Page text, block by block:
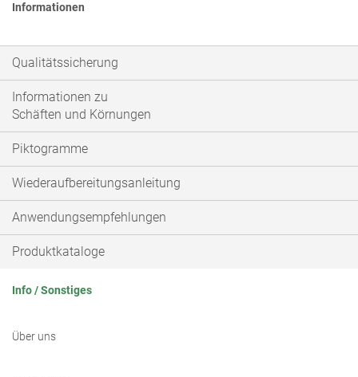
Informationen
Qualitätssicherung
Informationen zu
Schäften und Körnungen
Piktogramme
Wiederaufbereitungsanleitung
Anwendungsempfehlungen
Produktkataloge
Info / Sonstiges
Über uns